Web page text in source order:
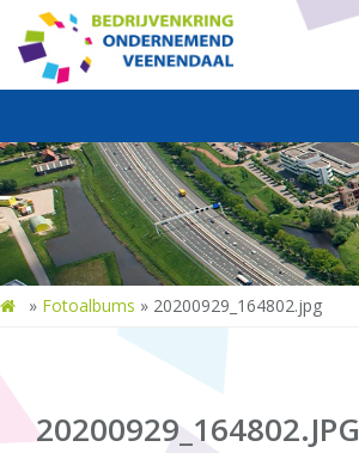
» Fotoalbums » 20200929_164802.jpg
20200929_164802.JPG